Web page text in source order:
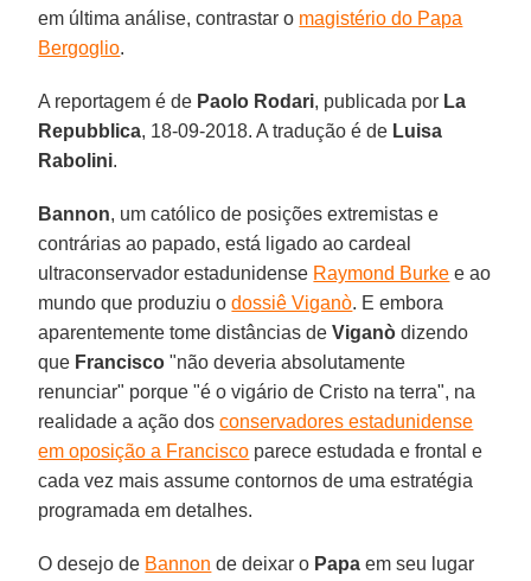
em última análise, contrastar o magistério do Papa
Bergoglio.
A reportagem é de Paolo Rodari, publicada por La
Repubblica, 18-09-2018. A tradução é de Luisa
Rabolini.
Bannon, um católico de posições extremistas e
contrárias ao papado, está ligado ao cardeal
ultraconservador estadunidense Raymond Burke e ao
mundo que produziu odossiê Viganò. E embora
aparentemente tome distâncias deViganò dizendo
que Francisco "não deveria absolutamente
renunciar" porque "é o vigário de Cristo na terra", na
realidade a ação dosconservadores estadunidense
em oposição a Francisco parece estudada e frontal e
cada vez mais assume contornos de uma estratégia
programada em detalhes.
O desejo de Bannon de deixar o Papa em seu lugar